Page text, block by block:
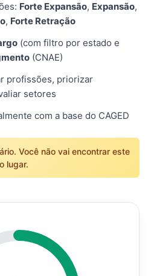
Forte Expansão, Expansão,
, Forte Retração
(com filtro por estado e
(CNAE)
profissões, priorizar
setores
com a base do CAGED
Você não vai encontrar este
lugar.